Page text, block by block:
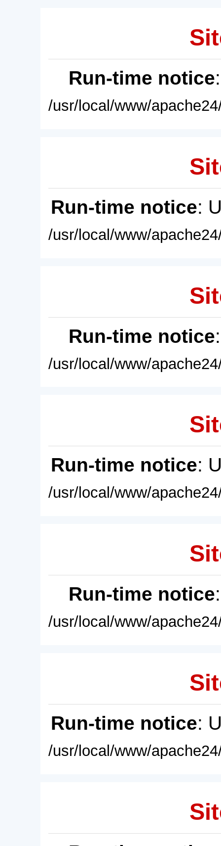
Run-time notice
/usr/local/www/
Run-time notice:
/usr/local/www/
Run-time notice
/usr/local/www/
Run-time notice:
/usr/local/www/
Run-time notice
/usr/local/www/
Run-time notice:
/usr/local/www/